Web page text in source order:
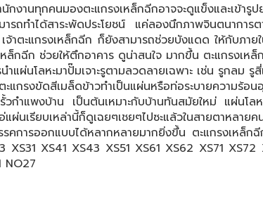
กคนมองตะแกรงเหล็กฉีกอาจจะดูแข็งและเข้ารูปย
ถทำได้สาระพัดประโยชน์ แค่ลองนึกภาพจินตนาการต
าตะแกรงเหล็กฉีก ก็ยังสามารถช่วยบังแดด ให้กับภาย
ล็กฉีก ช่วยให้ตึกอาคาร ดูน่าสนใจ มากขึ้น ตะแกรงเห
ำแผ่นโลหะมาปั๊มเจาะรูตามลวดลายเฉพาะ เช่น รูกล
ะแกรงขัดสีเมล็ดข้าวทำเป็นแผ่นหรือท่อระบายความ
กำแพงบ้าน เป็นต้นเหมาะกับบ้านทันสมัยใหม่ แผ่นโ
ผ่นเรียบเหล่านี้ก็ดูเฉยๆเชยๆไปซะแล้วในสายตาหล
รคการออกแบบได้หลากหลายมากยิ่งขึ้น ตะแกรงเห
XS31 XS41 XS43 XS51 XS61 XS62 XS71
NO27